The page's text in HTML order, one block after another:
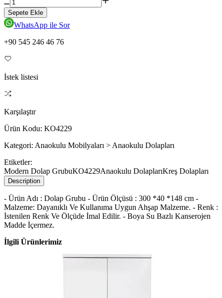
Sepete Ekle
WhatsApp ile Sor
+90 545 246 46 76
İstek listesi
Karşılaştır
Ürün Kodu: KO4229
Kategori: Anaokulu Mobilyaları > Anaokulu Dolapları
Etiketler:
Modern Dolap GrubuKO4229Anaokulu DolaplarıKreş Dolapları
Description
- Ürün Adı : Dolap Grubu - Ürün Ölçüsü : 300 *40 *148 cm -
Malzeme: Dayanıklı Ve Kullanıma Uygun Ahşap Malzeme. - Renk :
İstenilen Renk Ve Ölçüde İmal Edilir. - Boya Su Bazlı Kanserojen
Madde İçermez.
İlgili Ürünlerimiz